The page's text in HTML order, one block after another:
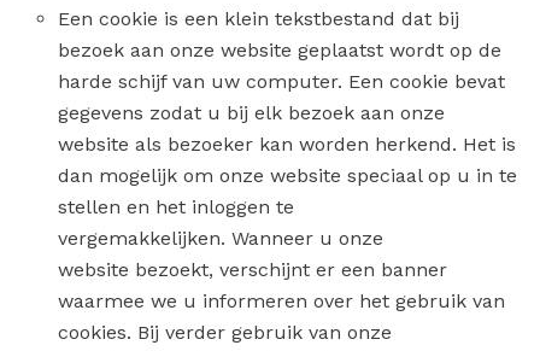
Een cookie is een klein tekstbestand dat bij
bezoek aan onze website geplaatst wordt op de
harde schijf van uw computer. Een cookie bevat
gegevens zodat u bij elk bezoek aan onze
website als bezoeker kan worden herkend. Het is
dan mogelijk om onze website speciaal op u in te
stellen en het inloggen te
vergemakkelijken. Wanneer u onze
website bezoekt, verschijnt er een banner
waarmee we u informeren over het gebruik van
cookies. Bij verder gebruik van onze